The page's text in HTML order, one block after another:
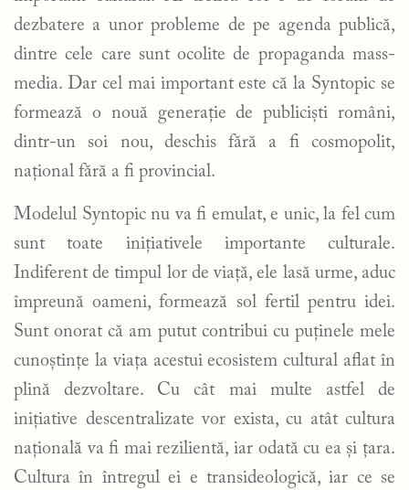
dezbatere a unor probleme de pe agenda publică,
dintre cele care sunt ocolite de propaganda mass-
media. Dar cel mai important este că la Syntopic se
formează o nouă generație de publiciști români,
dintr-un soi nou, deschis fără a fi cosmopolit,
național fără a fi provincial.
Modelul Syntopic nu va fi emulat, e unic, la fel cum
sunt toate inițiativele importante culturale.
Indiferent de timpul lor de viață, ele lasă urme, aduc
împreună oameni, formează sol fertil pentru idei.
Sunt onorat că am putut contribui cu puținele mele
cunoștințe la viața acestui ecosistem cultural aflat în
plină dezvoltare. Cu cât mai multe astfel de
inițiative descentralizate vor exista, cu atât cultura
națională va fi mai rezilientă, iar odată cu ea și țara.
Cultura în întregul ei e transideologică, iar ce se